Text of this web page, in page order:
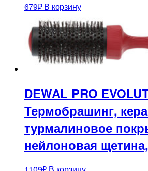
679₽ В корзину
DEWAL PRO
Термобрашинг,
турмалиновое
нейлоновая